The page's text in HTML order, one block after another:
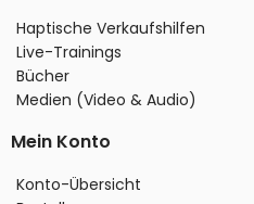
Haptische Verkaufshilfen
Live-Trainings
Bücher
Medien (Video & Audio)
Mein Konto
Konto-Übersicht